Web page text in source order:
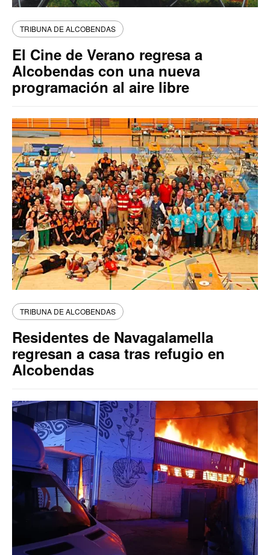
TRIBUNA DE ALCOBENDAS
El Cine de Verano regresa a
Alcobendas con una nueva
programación al aire libre
TRIBUNA DE ALCOBENDAS
Residentes de Navagalamella
regresan a casa tras refugio en
Alcobendas